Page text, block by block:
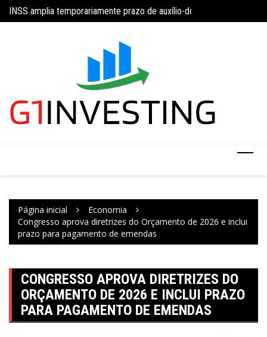
para
5×2 com limite de 40 horas semanais
INSS amplia temporariamente prazo de auxílio-doença sem perícia;
Página inicial
Economia
Congresso aprova diretrizes do Orçamento de 2026 e inclui
prazo para pagamento de emendas
CONGRESSO APROVA DIRETRIZES DO
ORÇAMENTO DE 2026 E INCLUI PRAZO
PARA PAGAMENTO DE EMENDAS